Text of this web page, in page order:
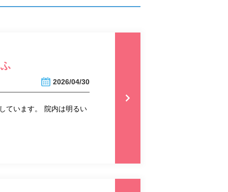
2026/04/30
ています。 院内は明るい